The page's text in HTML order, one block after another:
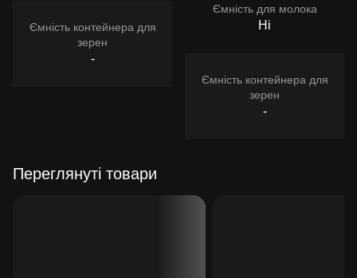
Ємність контейнера для
зерен
-
Ємність для молока
Ні
Ємність контейнера для
зерен
-
Переглянуті товари